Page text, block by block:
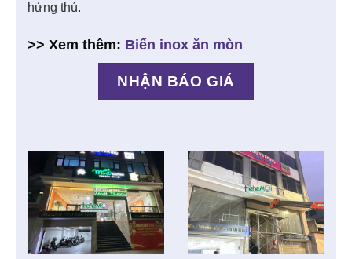
hứng thú.
>> Xem thêm: Biển inox ăn mòn
NHẬN BÁO GIÁ